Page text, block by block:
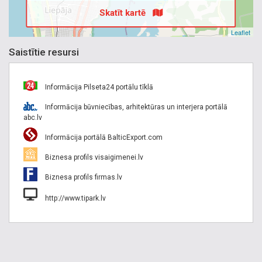
Leaflet
Skatīt kartē
Saistītie resursi
Informācija Pilseta24 portālu tīklā
Informācija būvniecības, arhitektūras un interjera portālā
abc.lv
Informācija portālā BalticExport.com
Biznesa profils visaigimenei.lv
Biznesa profils firmas.lv
http://www.tipark.lv